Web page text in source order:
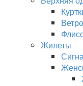
Жилеты